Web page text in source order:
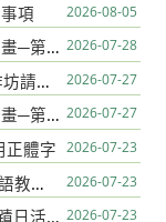
項 2026-08-05
高級中等學校教師本土語文認證培訓實施計畫─第二十二梯次本土語文認證輔導班 2026-07-28
中興大學辦理B5-1生成式AI與教育應用工作坊請教師踴躍報名參加 2026-07-27
高級中等學校本土語文教師增能研習實施計畫─第17梯次增能研習（原住民族語文） 2026-07-27
正體字 2026-07-23
教育部國民及學前教育署115學年度臺灣手語教師及教學支援工作人員第1次增能暨回訓研習實施計畫 2026-07-23
轉知-文化部文化資產局辦理「2026全國古蹟日活動」 2026-07-23